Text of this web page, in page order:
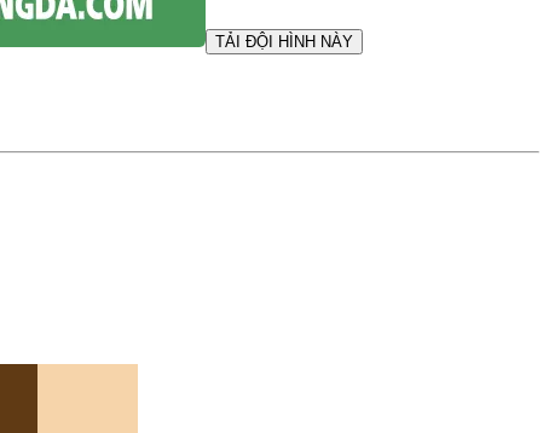
TẢI ĐỘI HÌNH NÀY